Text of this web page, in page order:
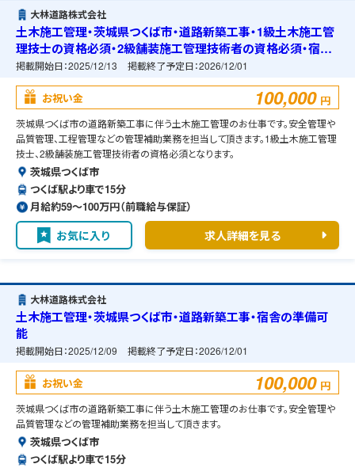
大林道路株式会社
土木施工管理・茨城県つくば市・道路新築工事・1級土木施工管
理技士の資格必須・2級舗装施工管理技術者の資格必須・宿舎
の準備可能
掲載開始日：2025/12/13 掲載終了予定日：2026/12/01
お祝い金 100,000 円
茨城県つくば市の道路新築工事に伴う土木施工管理のお仕事です。安全管理や
品質管理、工程管理などの管理補助業務を担当して頂きます。1級土木施工管理
技士、2級舗装施工管理技術者の資格必須となります。
茨城県つくば市
つくば駅より車で15分
月給約59〜100万円（前職給与保証）
お気に入り 求人詳細を見る
大林道路株式会社
土木施工管理・茨城県つくば市・道路新築工事・宿舎の準備可
能
掲載開始日：2025/12/09 掲載終了予定日：2026/12/01
お祝い金 100,000 円
茨城県つくば市の道路新築工事に伴う土木施工管理のお仕事です。安全管理や
品質管理などの管理補助業務を担当して頂きます。
茨城県つくば市
つくば駅より車で15分